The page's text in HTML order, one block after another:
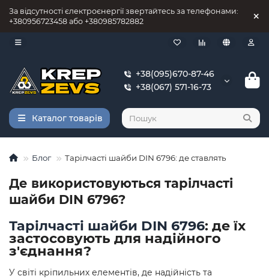
За відсутності єлектроєнергії звертайтесь за телефонами:
+380956723458 або +380985782882
+38(095)670-87-46
+38(067) 571-16-73
Каталог товарів
Блог Тарілчасті шайби DIN 6796: де ставлять
Де використовуються тарілчасті
шайби DIN 6796?
Тарілчасті шайби DIN 6796: де їх
застосовують для надійного
з'єднання?
У світі кріпильних елементів, де надійність та